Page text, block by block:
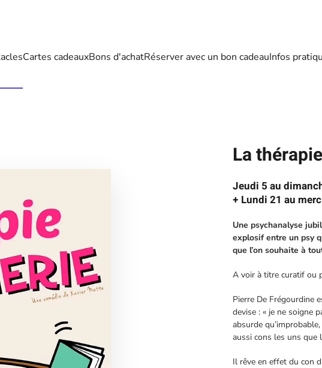
Cartes cadeauxBons d'achatRéserver avec un bon cadeauInfos
La
Jeudi 5 au
+ Lundi 21 au
Une psychanalyse
explosif entre un psy
que l’on souhaite à
A voir à titre curatif ou
Pierre De Frégourdine
devise : « je ne soigne
absurde
aussi cons les uns que
Il rêve en effet du con